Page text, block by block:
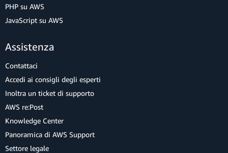
PHP su AWS
JavaScript su AWS
Assistenza
Contattaci
Accedi ai consigli degli esperti
Inoltra un ticket di supporto
AWS re:Post
Knowledge Center
Panoramica di AWS Support
Settore legale